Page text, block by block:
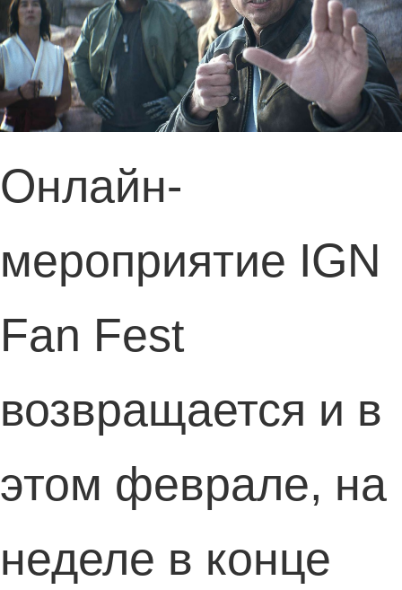
Онлайн-
мероприятие IGN
Fan Fest
возвращается и в
этом феврале, на
неделе в конце